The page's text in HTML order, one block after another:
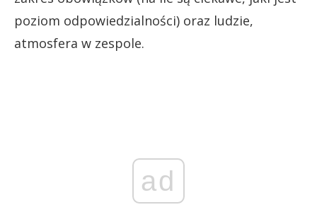
poziom odpowiedzialności) oraz ludzie,
atmosfera w zespole.
ad